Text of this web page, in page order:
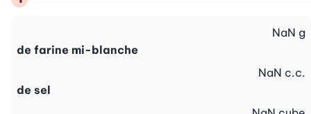
de farine mi-blanche
NaN g
de sel
NaN c.c.